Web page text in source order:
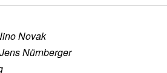
Novak
Jens Nürnberger